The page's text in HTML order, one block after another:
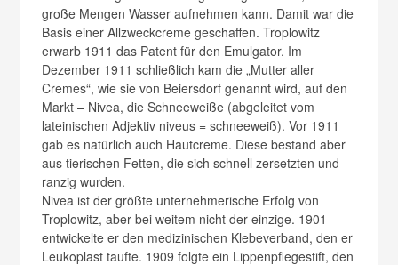
große Mengen Wasser aufnehmen kann. Damit war die
Basis einer Allzweckcreme geschaffen. Troplowitz
erwarb 1911 das Patent für den Emulgator. Im
Dezember 1911 schließlich kam die „Mutter aller
Cremes“, wie sie von Beiersdorf genannt wird, auf den
Markt – Nivea, die Schneeweiße (abgeleitet vom
lateinischen Adjektiv niveus = schneeweiß). Vor 1911
gab es natürlich auch Hautcreme. Diese bestand aber
aus tierischen Fetten, die sich schnell zersetzten und
ranzig wurden.
Nivea ist der größte unternehmerische Erfolg von
Troplowitz, aber bei weitem nicht der einzige. 1901
entwickelte er den medizinischen Klebeverband, den er
Leukoplast taufte. 1909 folgte ein Lippenpflegestift, den